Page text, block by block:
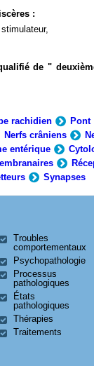
:
de "
rachidien Pont
Nerfs crâniens
entérique
Synapses
Troubles
comportementaux
Psychopathologie
Processus
pathologiques
États
pathologiques
Thérapies
Traitements